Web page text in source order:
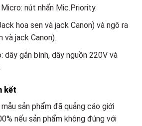
nút nhấn Mic.Priority.
hoa sen và jack Canon) và ngõ ra
và jack Canon).
dây gắn bình, dây nguồn 220V và
kết
sản phẩm đã quảng cáo giới
nếu sản phẩm không đúng với